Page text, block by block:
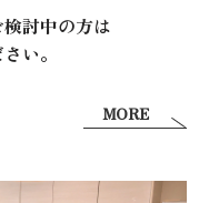
討中の方は
い。
MORE